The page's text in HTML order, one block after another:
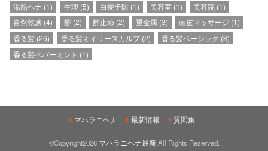
湯船ヘナ (1) 生理 (5) 白髪予防(1) 美容室 (1) 美容院 (1)
自然乾燥 (4) 酢(2) 酢止め (2) 重金属 (3) 頭皮マッサージ (1)
香る髪 (26) 香る髪オイリースカルプ(2) 香る髪ベーシック (8)
香る髪ペパーミント (1)
マハラニヘナ 最新情報 質問集
©Copyright2026 マハラニヘナ最新.All Rights Reserved.